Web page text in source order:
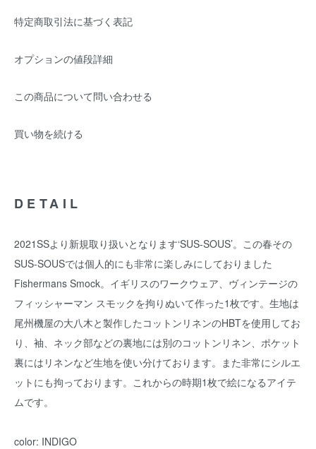
特定商取引法に基づく表記
オプションの値段詳細
この商品について問い合わせる
買い物を続ける
DETAIL
2021SSより新規取り扱いとなります‘SUS-SOUS’。この春その
SUS-SOUSでは個人的にも非常に楽しみにしておりました
Fishermans Smock。イギリスのワークウェア、ヴィンテージの
フィッシャーマン スモックを拘りぬいて作った1枚です。生地は
尾州機屋の大八木と製作したコットンリネンのHBTを使用してお
り、袖、ネック部などの裏地には別のコットンリネン、ポケット
裏にはリネンなど生地を使い分けております。また非常にシルエ
ットにも拘っております。これからの時期1枚で絵になるアイテ
ムです。
color: INDIGO